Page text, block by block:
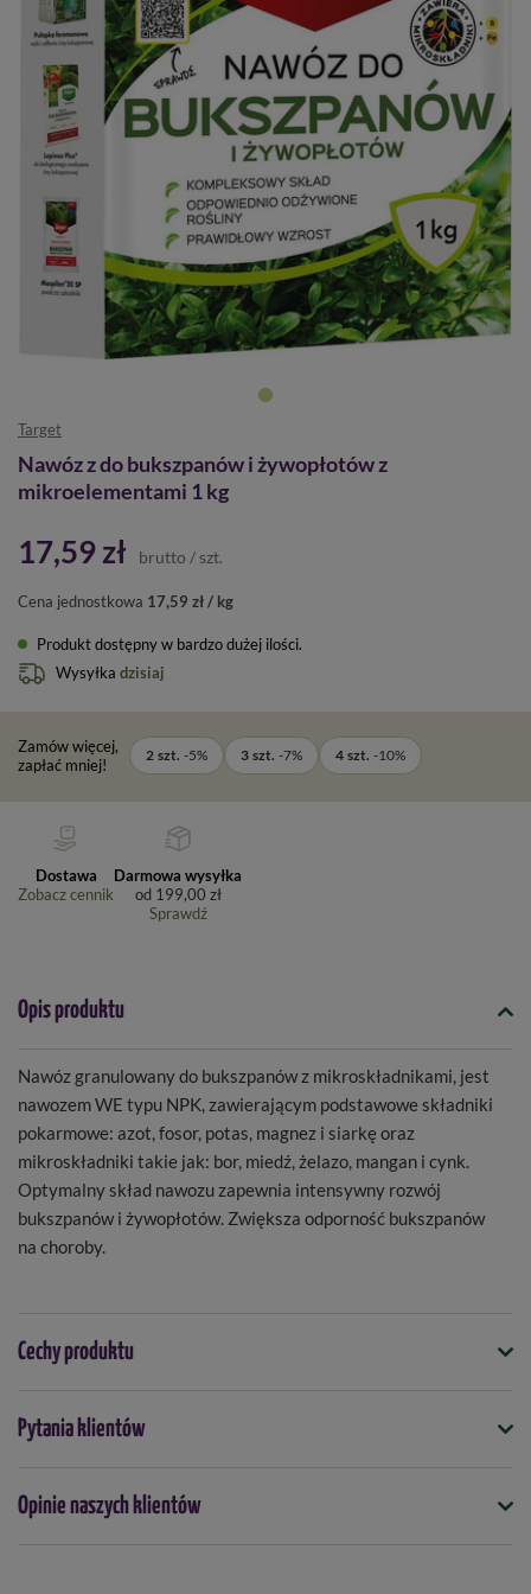
Target
Nawóz z do bukszpanów i żywopłotów z
mikroelementami 1 kg
17,59 zł brutto / szt.
Cena jednostkowa 17,59 zł / kg
Produkt dostępny w bardzo dużej ilości
Wysyłka dzisiaj
Zamów więcej,
zapłać mniej!
2 szt. -5% 3 szt. -7% 4 szt. -10%
Dostawa
Zobacz cennik
Darmowa wysyłka
od 199,00 zł
Sprawdź
Opis produktu
Nawóz granulowany do bukszpanów z mikroskładnikami, jest
nawozem WE typu NPK, zawierającym podstawowe składniki
pokarmowe: azot, fosor, potas, magnez i siarkę oraz
mikroskładniki takie jak: bor, miedź, żelazo, mangan i cynk.
Optymalny skład nawozu zapewnia intensywny rozwój
bukszpanów i żywopłotów. Zwiększa odporność bukszpanów
na choroby.
Cechy produktu
Symbol
5901875004238
kwiecień maj czerwiec
Pytania klientów
Opinie naszych klientów